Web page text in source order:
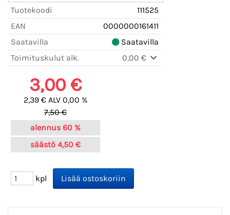
Tuotekoodi
111525
EAN
0000000161411
Saatavilla
Saatavilla
Toimituskulut alk.
0,00 €
3,00 €
2,39 € ALV 0,00 %
7,50 €
alennus 60 %
säästö 4,50 €
kpl